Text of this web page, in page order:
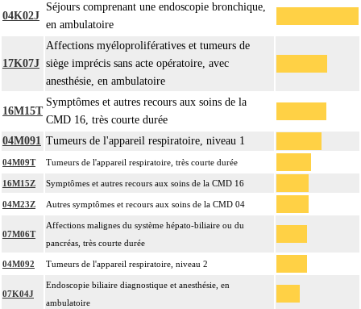
04K02J
Séjours comprenant une endoscopie bronchique,
en ambulatoire
17K07J
Affections myéloprolifératives et tumeurs de
siège imprécis sans acte opératoire, avec
anesthésie, en ambulatoire
16M15T
Symptômes et autres recours aux soins de la
CMD 16, très courte durée
04M091 Tumeurs de l'appareil respiratoire, niveau 1
04M09T Tumeurs de l'appareil respiratoire, très courte durée
16M15Z Symptômes et autres recours aux soins de la CMD 16
04M23Z Autres symptômes et recours aux soins de la CMD 04
07M06T
Affections malignes du système hépato-biliaire ou du
pancréas, très courte durée
04M092 Tumeurs de l'appareil respiratoire, niveau 2
07K04J
Endoscopie biliaire diagnostique et anesthésie, en
ambulatoire